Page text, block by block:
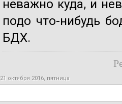
неважно куда, и
подо что-нибудь
БДХ.
21 октября 2016, пятница